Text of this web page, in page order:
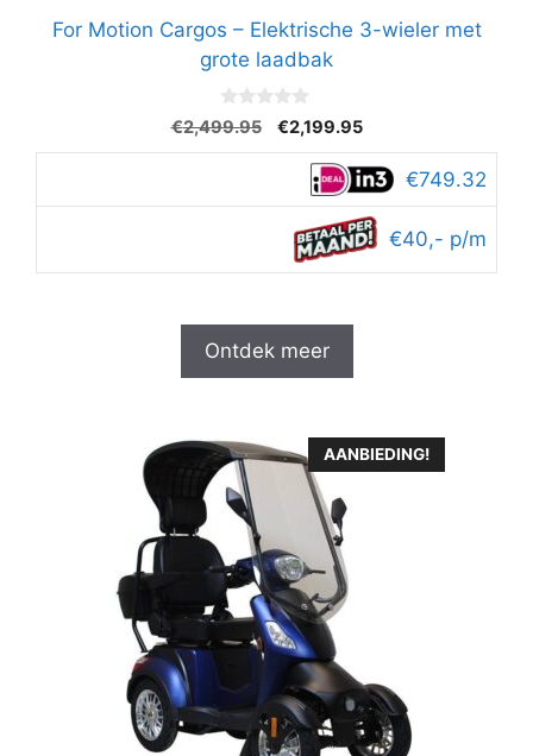
For Motion Cargos – Elektrische 3-wieler met
grote laadbak
0
v
a
€2,499.95
Oorspronkelijke
prijs
was:
€2,499.95.
€2,199.95Huidige
prijs
is:
€2,199.95.
€749.32
€40,- p/m
Ontdek meer
AANBIEDING!